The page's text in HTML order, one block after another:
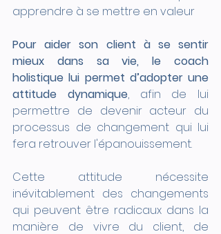
apprendre à se mettre en valeur
Pour aider son client à se sentir
mieux dans sa vie, le coach
holistique lui permet d’adopter une
attitude dynamique, afin de lui
permettre de devenir acteur du
processus de changement qui lui
fera retrouver l'épanouissement.
Cette attitude nécessite
inévitablement des changements
qui peuvent être radicaux dans la
manière de vivre du client, de